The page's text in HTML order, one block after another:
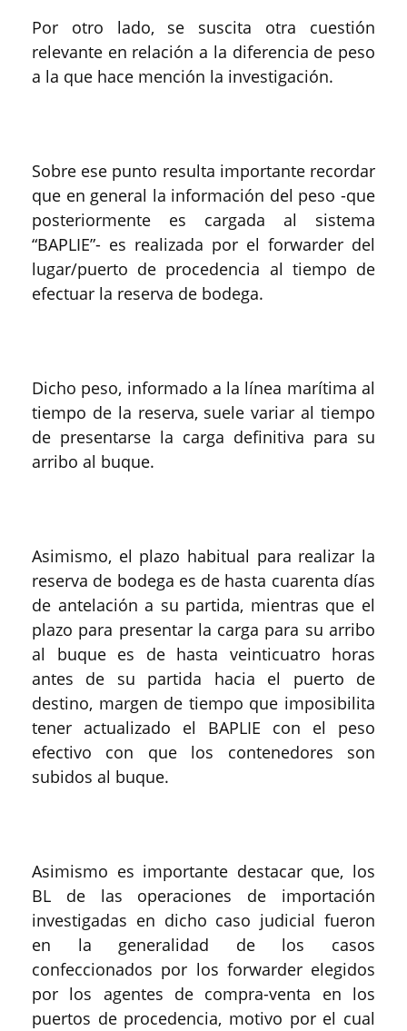
Por otro lado, se suscita otra cuestión
relevante en relación a la diferencia de peso
a la que hace mención la investigación.
Sobre ese punto resulta importante recordar
que en general la información del peso -que
posteriormente es cargada al sistema
“BAPLIE”- es realizada por el forwarder del
lugar/puerto de procedencia al tiempo de
efectuar la reserva de bodega.
Dicho peso, informado a la línea marítima al
tiempo de la reserva, suele variar al tiempo
de presentarse la carga definitiva para su
arribo al buque.
Asimismo, el plazo habitual para realizar la
reserva de bodega es de hasta cuarenta días
de antelación a su partida, mientras que el
plazo para presentar la carga para su arribo
al buque es de hasta veinticuatro horas
antes de su partida hacia el puerto de
destino, margen de tiempo que imposibilita
tener actualizado el BAPLIE con el peso
efectivo con que los contenedores son
subidos al buque.
Asimismo es importante destacar que, los
BL de las operaciones de importación
investigadas en dicho caso judicial fueron
en la generalidad de los casos
confeccionados por los forwarder elegidos
por los agentes de compra-venta en los
puertos de procedencia, motivo por el cual